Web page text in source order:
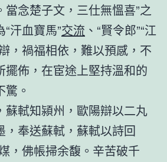
念楚子文，三仕無慍喜”之
汗血寶馬”交流 、“賢令郎”“江
，禍福相依，難以預感，不
擺佈，在宦途上堅持溫和的
。
蘇軾知潁州，歐陽辯以二丸
，奉送蘇軾，蘇軾以詩回
，佛帳掃余馥。辛苦破千